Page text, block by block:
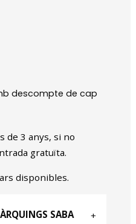
descompte de cap
de 3 anys, si no
gratuïta.
disponibles.
SABA